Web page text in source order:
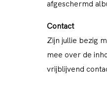
afgeschermd
Contact
Zijn jullie bezig
mee over de
vrijblijvend